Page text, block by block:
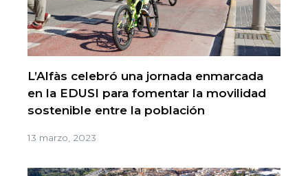
L’Alfàs celebró una jornada enmarcada
en la EDUSI para fomentar la movilidad
sostenible entre la población
13 marzo, 2023